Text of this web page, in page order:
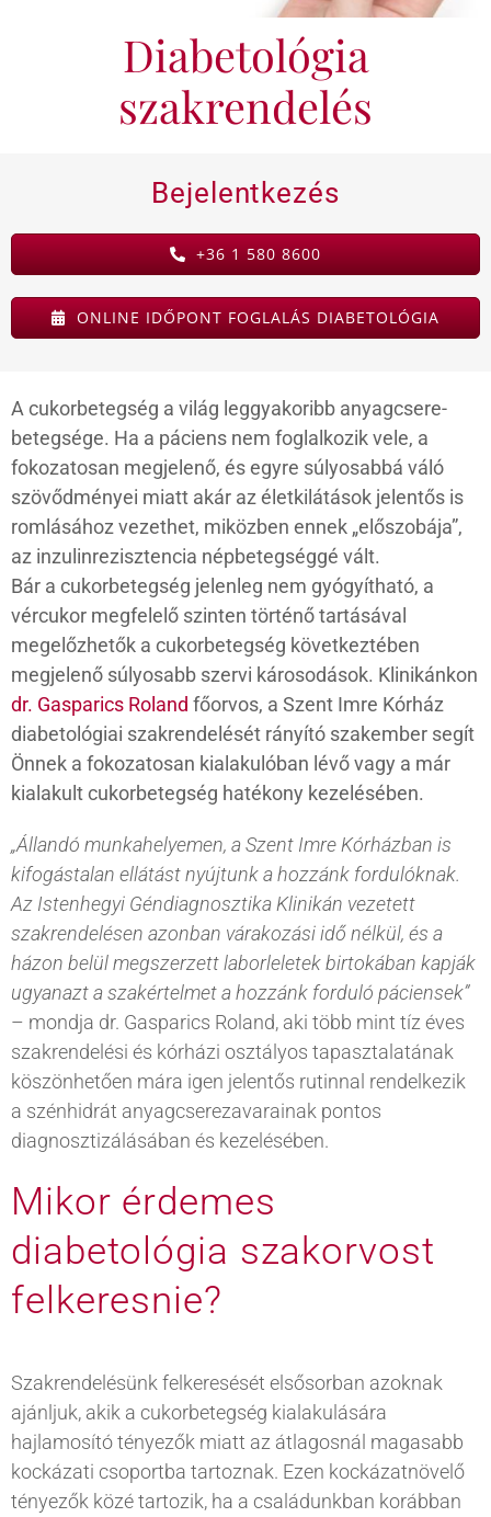
Diabetológia
szakrendelés
Bejelentkezés
+36 1 580 8600
ONLINE IDŐPONT FOGLALÁS DIABETOLÓGIA
A cukorbetegség a világ leggyakoribb anyagcsere-
betegsége. Ha a páciens nem foglalkozik vele, a
fokozatosan megjelenő, és egyre súlyosabbá váló
szövődményei miatt akár az életkilátások jelentős is
romlásához vezethet, miközben ennek „előszobája”,
az inzulinrezisztencia népbetegséggé vált.
Bár a cukorbetegség jelenleg nem gyógyítható, a
vércukor megfelelő szinten történő tartásával
megelőzhetők a cukorbetegség következtében
megjelenő súlyosabb szervi károsodások. Klinikánkon
dr. Gasparics Roland főorvos, a Szent Imre Kórház
diabetológiai szakrendelését rányító szakember segít
Önnek a fokozatosan kialakulóban lévő vagy a már
kialakult cukorbetegség hatékony kezelésében.
„Állandó munkahelyemen, a Szent Imre Kórházban is
kifogástalan ellátást nyújtunk a hozzánk fordulóknak.
Az Istenhegyi Géndiagnosztika Klinikán vezetett
szakrendelésen azonban várakozási idő nélkül, és a
házon belül megszerzett laborleletek birtokában kapják
ugyanazt a szakértelmet a hozzánk forduló páciensek”
– mondja dr. Gasparics Roland, aki több mint tíz éves
szakrendelési és kórházi osztályos tapasztalatának
köszönhetően mára igen jelentős rutinnal rendelkezik
a szénhidrát anyagcserezavarainak pontos
diagnosztizálásában és kezelésében.
Mikor érdemes
diabetológia szakorvost
felkeresnie?
Szakrendelésünk felkeresését elsősorban azoknak
ajánljuk, akik a cukorbetegség kialakulására
hajlamosító tényezők miatt az átlagosnál magasabb
kockázati csoportba tartoznak. Ezen kockázatnövelő
tényezők közé tartozik, ha a családunkban korábban